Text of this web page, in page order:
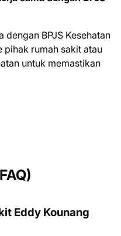
BPJS Kesehatan
rumah sakit atau
untuk memastikan
Eddy Kounang